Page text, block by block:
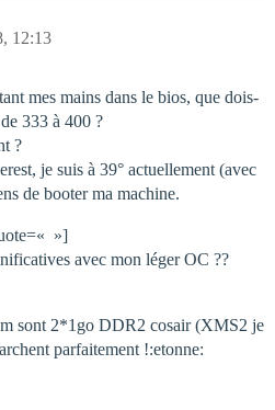
12:13
mes mains dans le bios, que dois-
333 à 400 ?
?
je suis à 39° actuellement (avec
de booter ma machine.
»]
avec mon léger OC ??
sont 2*1go DDR2 cosair (XMS2 je
parfaitement !:etonne: